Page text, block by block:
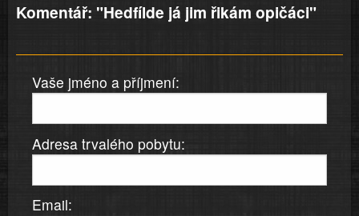
Komentář: "Hedfílde já jim řikám opičáci"
Vaše jméno a příjmení:
Adresa trvalého pobytu:
Email: